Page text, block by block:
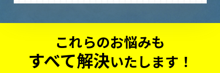
これらのお悩みも
すべて解決いたします！